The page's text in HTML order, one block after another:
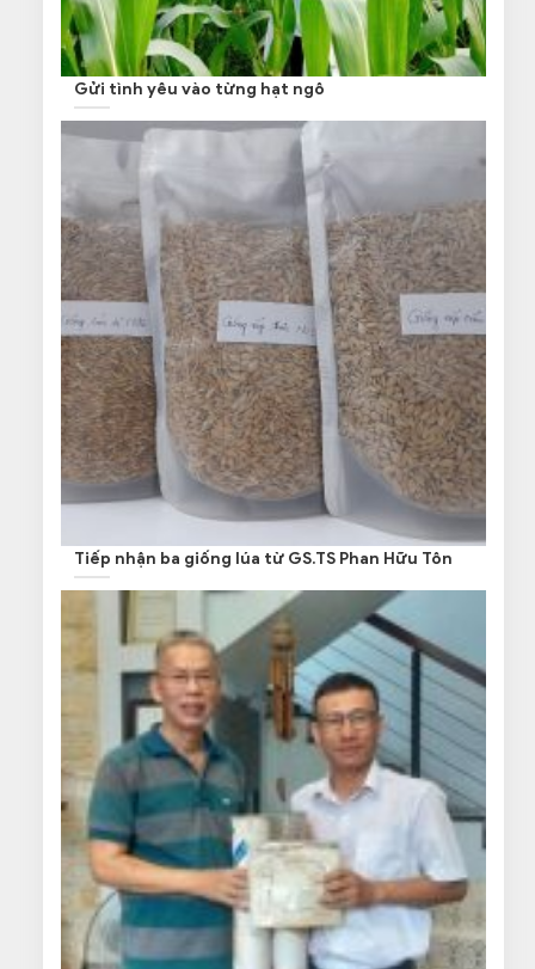
Gửi tình yêu vào từng hạt ngô
Tiếp nhận ba giống lúa từ GS.TS Phan Hữu Tôn